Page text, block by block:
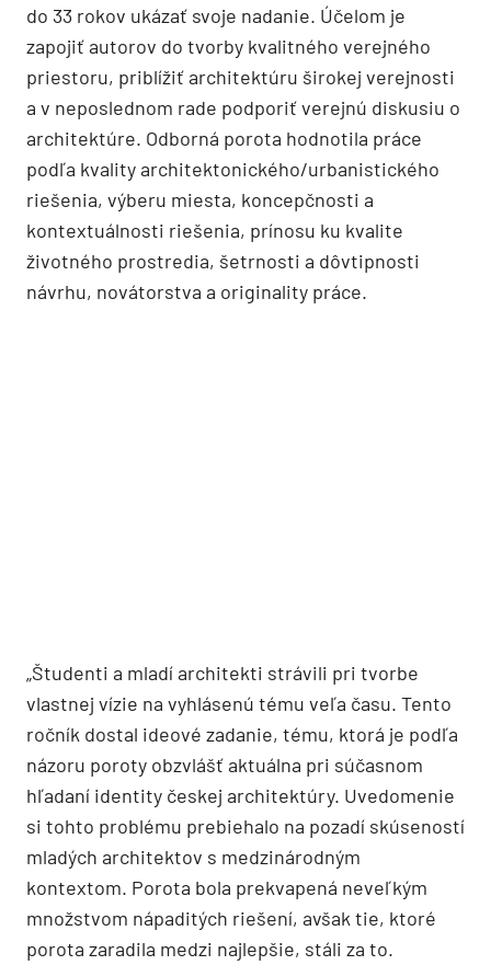
do 33 rokov ukázať svoje nadanie. Účelom je
zapojiť autorov do tvorby kvalitného verejného
priestoru, priblížiť architektúru širokej verejnosti
a v neposlednom rade podporiť verejnú diskusiu o
architektúre. Odborná porota hodnotila práce
podľa kvality architektonického/urbanistického
riešenia, výberu miesta, koncepčnosti a
kontextuálnosti riešenia, prínosu ku kvalite
životného prostredia, šetrnosti a dôvtipnosti
návrhu, novátorstva a originality práce.
„Študenti a mladí architekti strávili pri tvorbe
vlastnej vízie na vyhlásenú tému veľa času. Tento
ročník dostal ideové zadanie, tému, ktorá je podľa
názoru poroty obzvlášť aktuálna pri súčasnom
hľadaní identity českej architektúry. Uvedomenie
si tohto problému prebiehalo na pozadí skúseností
mladých architektov s medzinárodným
kontextom. Porota bola prekvapená neveľkým
množstvom nápaditých riešení, avšak tie, ktoré
porota zaradila medzi najlepšie, stáli za to.